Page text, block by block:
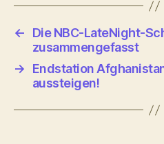
←
Die NBC-LateNight-
zusammengefasst
→
Endstation
aussteigen!